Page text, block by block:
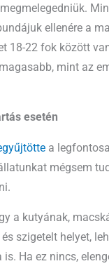
ellenére a
18-22 fok között
mint az
esetén
a
mégsem
a kutyának,
szigetelt helyet,
Ha ez nincs,